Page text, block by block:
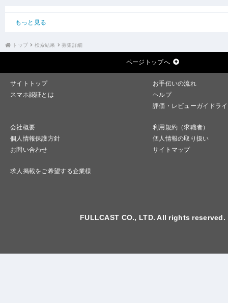
もっと見る
トップ 検索結果 募集詳細
ページトップへ
サイトトップ
お手伝いの流れ
スマホ認証とは
ヘルプ
評価・レビューガイドラ
会社概要
利用規約（求職者）
個人情報保護方針
個人情報の取り扱い
お問い合わせ
サイトマップ
求人掲載をご希望する企業様
FULLCAST CO., LTD. All rights reserved.